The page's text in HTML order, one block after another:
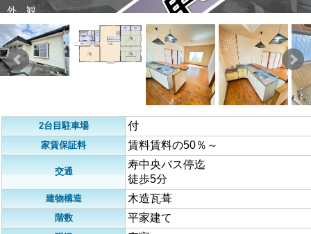
外 観
2台目駐車場 付
家賃保証料 賃料賃料の50％～
交通
寿中央バス停迄
徒歩5分
建物構造 木造瓦葺
階数 平家建て